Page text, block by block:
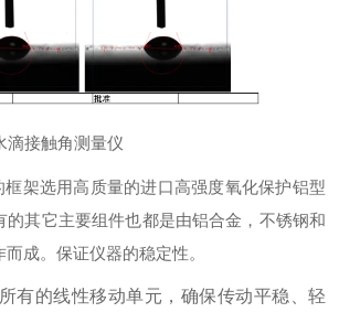
架选用高质量的进口高强度氧化保护铝型
的其它主要组件也都是由铝合金，不锈钢和
成。保证仪器的稳定性。
有的线性移动单元，确保传动平稳、轻